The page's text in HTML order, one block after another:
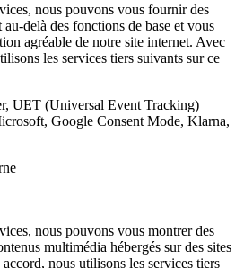
nous pouvons vous fournir des
delà des fonctions de base et vous
agréable de notre site internet. Avec
les services tiers suivants sur ce
UET (Universal Event Tracking)
Google Consent Mode, Klarna,
nous pouvons vous montrer des
multimédia hébergés sur des sites
nous utilisons les services tiers